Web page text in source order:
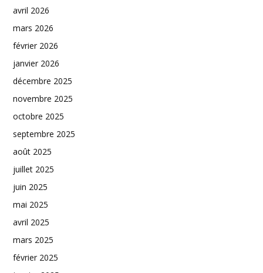
avril 2026
mars 2026
février 2026
janvier 2026
décembre 2025
novembre 2025
octobre 2025
septembre 2025
août 2025
juillet 2025
juin 2025
mai 2025
avril 2025
mars 2025
février 2025